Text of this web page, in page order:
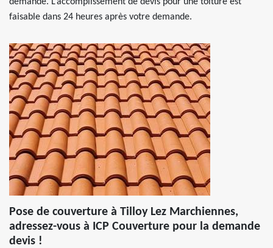
faisable dans 24 heures après votre demande.
Pose de couverture à Tilloy Lez Marchiennes,
adressez-vous à ICP Couverture pour la demande
devis !